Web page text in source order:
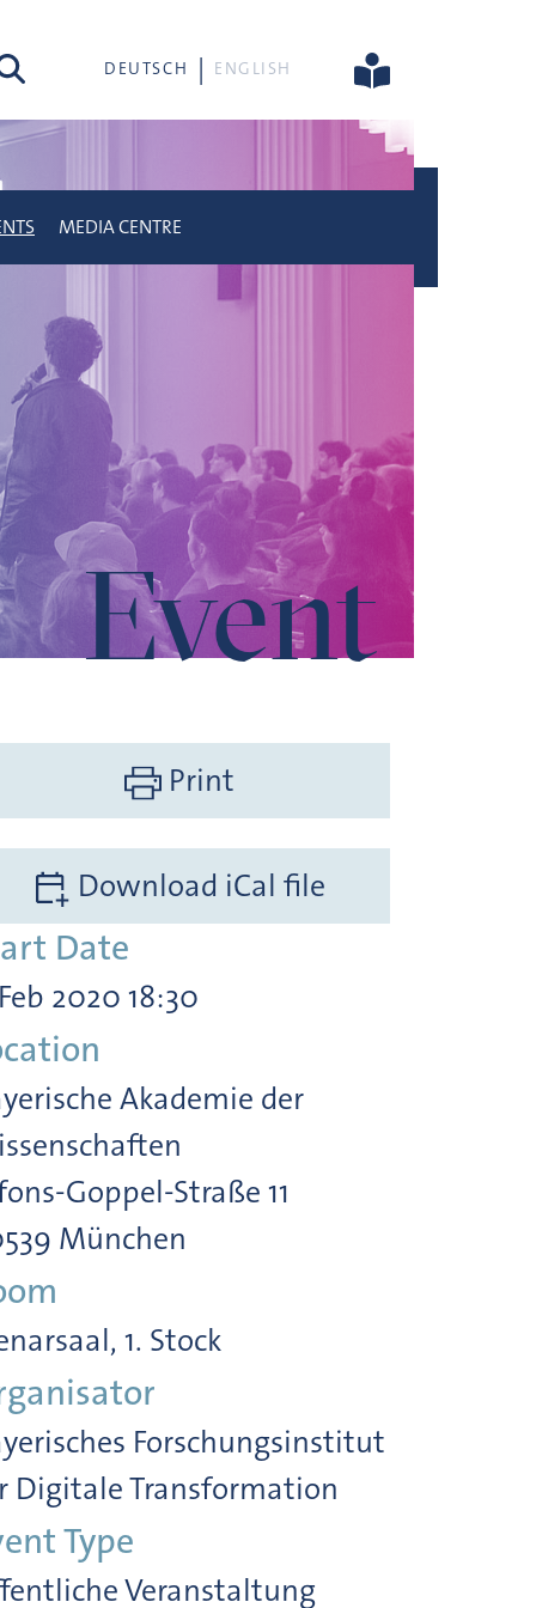
DEUTSCH ENGLISH
Event
MEDIA CENTRE
Print
Download iCal file
Date
2020 18:30
Akademie der
Goppel-Straße 11
München
1. Stock
Forschungsinstitut
Digitale Transformation
Type
Veranstaltung